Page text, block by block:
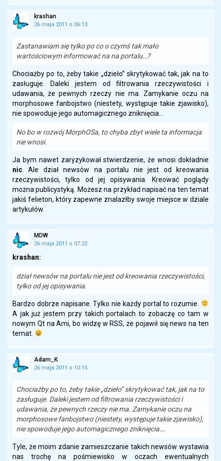
krashan
26 maja 2011 o 06:13
Zastanawiam się tylko po co o czymś tak mało
wartościowym informować na na portalu…?
Chociażby po to, żeby takie „dzieło” skrytykować tak, jak na to
zasługuje. Daleki jestem od filtrowania rzeczywistości i
udawania, że pewnych rzeczy nie ma. Zamykanie oczu na
morphosowe fanbojstwo (niestety, występuje takie zjawisko),
nie spowoduje jego automagicznego zniknięcia…
No bo w rozwój MorphOSa, to chyba zbyt wiele ta informacja
nie wnosi.
Ja bym nawet zaryzykował stwierdzenie, że wnosi dokładnie
nic . Ale dział newsów na portalu nie jest od kreowania
rzeczywistości, tylko od jej opisywania. Kreować poglądy
można publicystyką. Możesz na przykład napisać na ten temat
jakiś felieton, który zapewne znalazłby swoje miejsce w dziale
artykułów.
MDW
26 maja 2011 o 07:22
krashan:
dział newsów na portalu nie jest od kreowania rzeczywistości,
tylko od jej opisywania.
Bardzo dobrze napisane. Tylko nie każdy portal to rozumie.
A jak już jestem przy takich portalach to zobaczę co tam w
nowym Qt na Ami, bo widzę w RSS, że pojawił się news na ten
temat.
Adam_K
26 maja 2011 o 10:15
Chociażby po to, żeby takie „dzieło” skrytykować tak, jak na to
zasługuje. Daleki jestem od filtrowania rzeczywistości i
udawania, że pewnych rzeczy nie ma. Zamykanie oczu na
morphosowe fanbojstwo (niestety, występuje takie zjawisko),
nie spowoduje jego automagicznego zniknięcia….
Tyle, że moim zdanie zamieszczanie takich newsów wystawia
nas trochę na pośmiewisko w oczach ewentualnych